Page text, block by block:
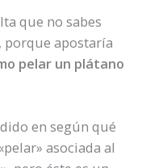
que no sabes
porque apostaría
pelar un plátano
en según qué
asociada al